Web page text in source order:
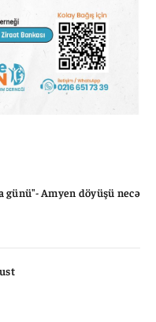
günü"- Amyen döyüşü necə